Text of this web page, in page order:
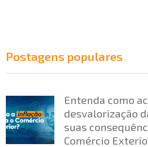
Postagens populares
Entenda como
desvalorização
suas
Comércio